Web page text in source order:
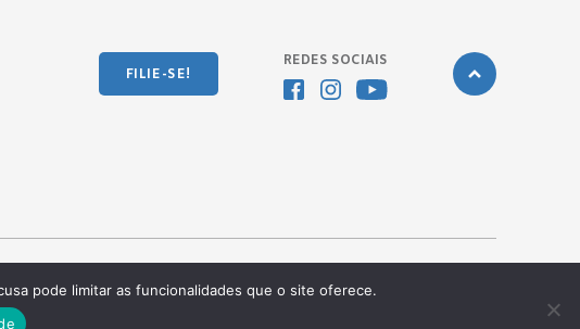
FILIE-SE!
REDES SOCIAIS
Desenvolvido pela
pode limitar as funcionalidades que o site oferece.